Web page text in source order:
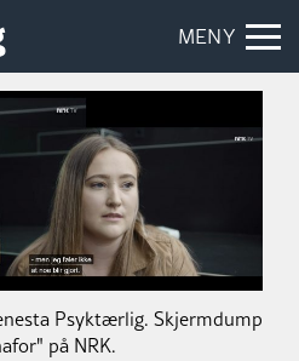
MENY
Psyktærlig. Skjermdump
på NRK.